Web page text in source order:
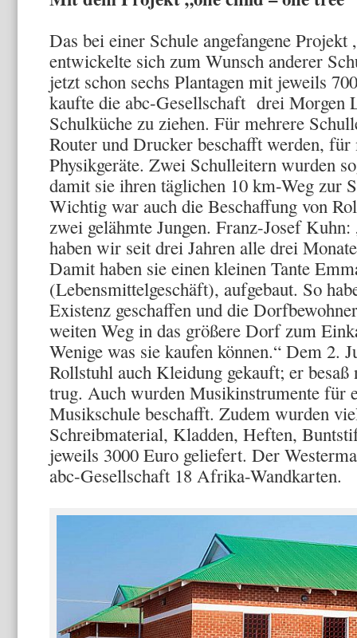
Das bei einer Schule angefangene Projekt
entwickelte sich zum Wunsch anderer
jetzt schon sechs Plantagen mit jeweils
kaufte die abc-Gesellschaft drei Morgen
Schulküche zu ziehen. Für mehrere
Router und Drucker beschafft werden, für
Physikgeräte. Zwei Schulleitern wurden
damit sie ihren täglichen 10 km-Weg zur
Wichtig war auch die Beschaffung von
zwei gelähmte Jungen. Franz-Josef
haben wir seit drei Jahren alle drei
Damit haben sie einen kleinen Tante
(Lebensmittelgeschäft), aufgebaut. So
Existenz geschaffen und die
weiten Weg in das größere Dorf zum
Wenige was sie kaufen können.“ Dem 2.
Rollstuhl auch Kleidung gekauft; er
trug. Auch wurden Musikinstrumente für
Musikschule beschafft. Zudem wurden
Schreibmaterial, Kladden, Heften,
jeweils 3000 Euro geliefert. Der
abc-Gesellschaft 18 Afrika-Wandkarten.